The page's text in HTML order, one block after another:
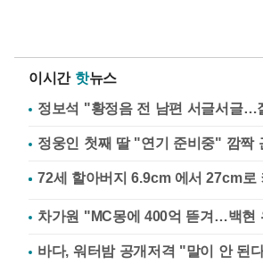
이시간 핫뉴스
정보석 "황정음 전 남편 서글서글…
정웅인 첫째 딸 "연기 준비중" 깜짝
바다, 워터밤 공개저격 "말이 안 된